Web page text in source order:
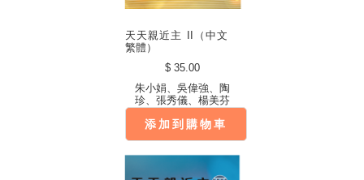
天天親近主 II（中文
繁體）
$ 35.00
朱小娟、吳偉強、陶
珍、張秀儀、楊美芬
添加到購物車